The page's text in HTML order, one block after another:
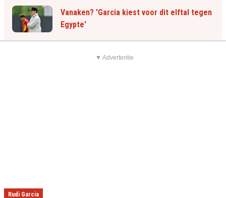
Vanaken? 'Garcia kiest voor dit elftal tegen
Egypte'
▼ Advertentie
Rudi Garcia